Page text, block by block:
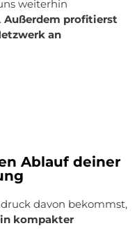
weiterhin
Außerdem profitierst
an
Ablauf deiner
davon bekommst,
kompakter